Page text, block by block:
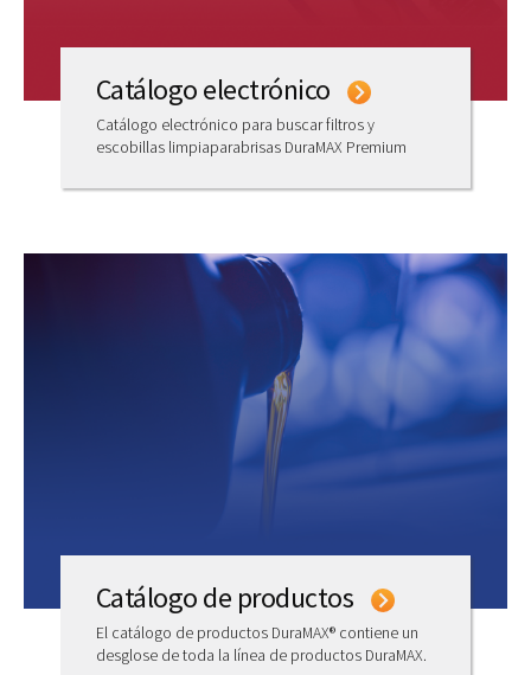
Catálogo electrónico
Catálogo electrónico para buscar filtros y
escobillas limpiaparabrisas DuraMAX Premium
Catálogo de productos
El catálogo de productos DuraMAX® contiene un
desglose de toda la línea de productos DuraMAX.